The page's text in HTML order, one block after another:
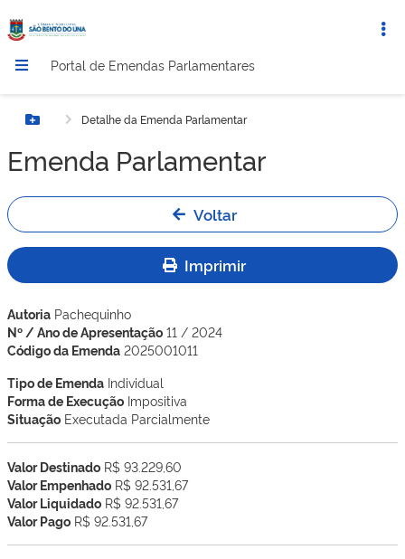
Portal de Emendas Parlamentares
Botão MenuDetalhe da Emenda Parlamentar
Emenda Parlamentar
Voltar
Imprimir
Autoria Pachequinho
Nº / Ano de Apresentação 11 / 2024
Código da Emenda 2025001011
Tipo de Emenda Individual
Forma de Execução Impositiva
Situação Executada Parcialmente
Valor Destinado R$ 93.229,60
Valor Empenhado R$ 92.531,67
Valor Liquidado R$ 92.531,67
Valor Pago R$ 92.531,67